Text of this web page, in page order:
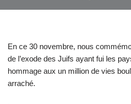
En ce 30 novembre, nous
de l’exode des Juifs ayant fui les
hommage aux un million de vies
arraché.